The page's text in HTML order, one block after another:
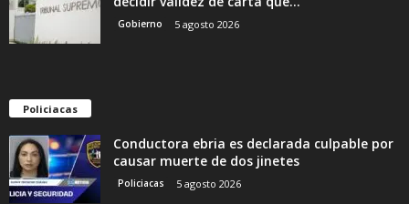
Gobierno 5 agosto 2026
Policiacas
Conductora ebria es declarada culpable por
causar muerte de dos jinetes
Policiacas 5 agosto 2026